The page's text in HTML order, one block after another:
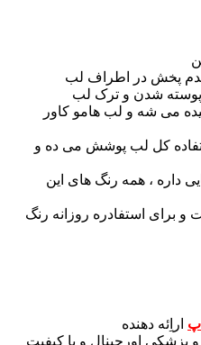
و عدم پخش در اطراف لب
شدن و ترک لب
می شه و لب هامو کاور
کل لب پوشش می ده و
داره ، همه رنگ های این
برای استفادره روزانه رنگ
اراِئه دهنده
و پزشکی اورجینال و با کیفیت